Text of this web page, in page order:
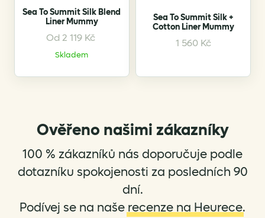
product
page
product
page
Sea To Summit Silk Blend
Liner Mummy
Od2 119 Kč
Skladem
This
product
multiple
options
may
be
chosen
on
product
Sea To Summit Silk +
Cotton Liner Mummy
1 560 Kč
Ověřeno našimi zákazníky
100 % zákazníků nás doporučuje podle
dotazníku spokojenosti za posledních 90
dní.
Podívej se na naše recenze na Heurece.